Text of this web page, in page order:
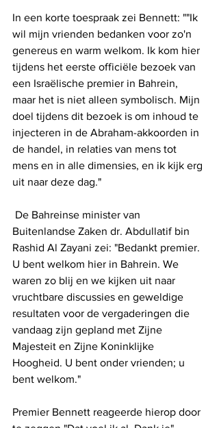
In een korte toespraak zei Bennett: ""Ik
wil mijn vrienden bedanken voor zo'n
genereus en warm welkom. Ik kom hier
tijdens het eerste officiële bezoek van
een Israëlische premier in Bahrein,
maar het is niet alleen symbolisch. Mijn
doel tijdens dit bezoek is om inhoud te
injecteren in de Abraham-akkoorden in
de handel, in relaties van mens tot
mens en in alle dimensies, en ik kijk erg
uit naar deze dag."
Buitenlandse Zaken dr. Abdullatif bin
Rashid Al Zayani zei: "Bedankt premier.
U bent welkom hier in Bahrein. We
waren zo blij en we kijken uit naar
vruchtbare discussies en geweldige
resultaten voor de vergaderingen die
vandaag zijn gepland met Zijne
Majesteit en Zijne Koninklijke
Hoogheid. U bent onder vrienden; u
bent welkom."
Premier Bennett reageerde hierop door